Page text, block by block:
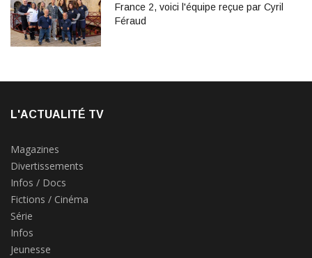
France 2, voici l'équipe reçue par Cyril
Féraud
L'ACTUALITÉ TV
Magazines
Divertissements
Infos / Docs
Fictions / Cinéma
Série
Infos
Jeunesse